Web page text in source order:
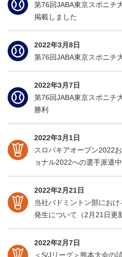
第76回JABA東京スポニチ
掲載しました
2022年3月8日
第76回JABA東京スポニチ
2022年3月7日
第76回JABA東京スポニチ
勝利
2022年3月1日
スロバキアオープン2022
ョナル2022への選手派遣
2022年2月21日
当社バドミントン部にお
発生について（2月21日更
2022年2月7日
＜S/Jリーグ＞熊本大会の